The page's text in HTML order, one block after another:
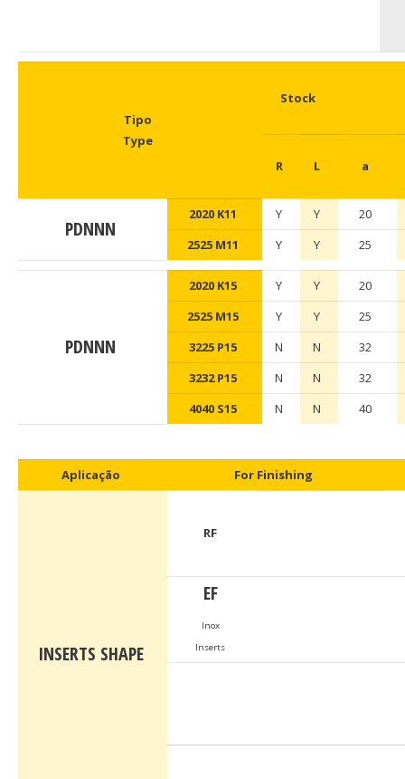
Tipo
Type
Stock
R L a
PDNNN
2020 K11 Y Y
20
2525 M11
Y Y 25
PDNNN
2020 K15 Y Y
20
2525 M15
Y Y
25
3225 P15
N N
32
3232 P15
N N
32
4040 S15
N N 40
Aplicação For Finishing
INSERTS SHAPE
RF
EF
Inox
Inserts